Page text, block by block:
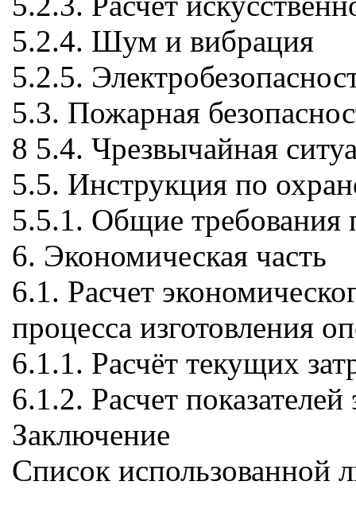
5.2.4. Шум и вибрация
5.2.5.
5.3. Пожарная
8 5.4. Чрезвычайная
5.5. Инструкция по
5.5.1. Общие требования
6. Экономическая часть
6.1. Расчет
процесса изготовления
6.1.1. Расчёт текущих
6.1.2. Расчет
Заключение
Список использованной